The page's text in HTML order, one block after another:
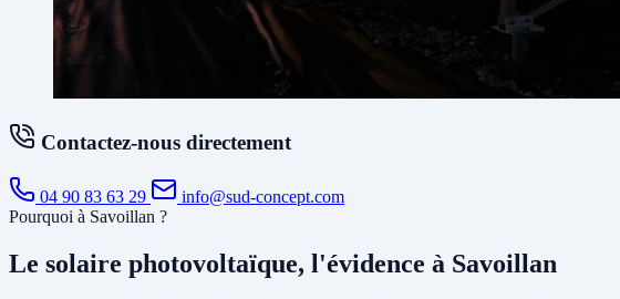
Contactez-nous directement
04 90 83 63 29
info@sud-concept.com
Pourquoi à Savoillan ?
Le solaire photovoltaïque, l'évidence à Savoillan